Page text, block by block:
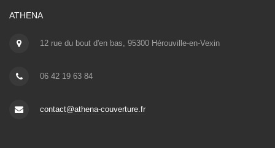
ATHENA
12 rue du bout d'en bas, 95300 Hérouville-en-Vexin
06 42 19 63 84
contact@athena-couverture.fr